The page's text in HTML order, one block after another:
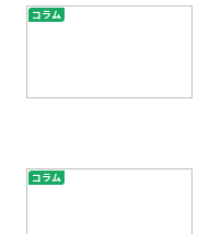
コラム
コラム